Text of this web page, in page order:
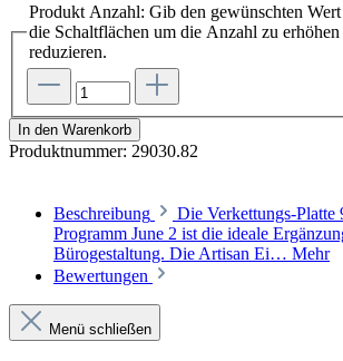
Produkt Anzahl: Gib den gewünschten
die Schaltflächen um die Anzahl zu erhöhen
reduzieren.
In den Warenkorb
Produktnummer: 29030.82
Beschreibung
Die Verkettungs-Platte
Programm June 2 ist die ideale
Bürogestaltung. Die Artisan Ei… Mehr
Bewertungen
Menü schließen